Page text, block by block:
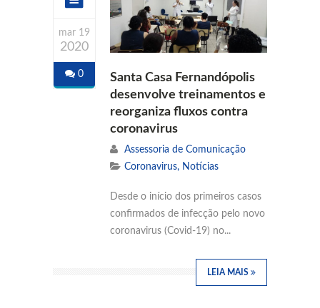
mar 19
2020
0
Santa Casa Fernandópolis
desenvolve treinamentos e
reorganiza fluxos contra
coronavirus
Assessoria de Comunicação
Coronavirus, Notícias
Desde o início dos primeiros casos
confirmados de infecção pelo novo
coronavirus (Covid-19) no...
LEIA MAIS